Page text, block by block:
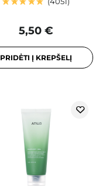
5,50 €
PRIDĖTI Į KREPŠELĮ